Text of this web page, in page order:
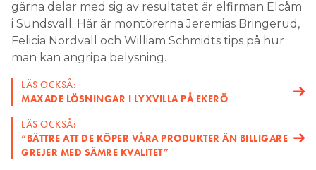
gärna delar med sig av resultatet är elfirman Elcåm
i Sundsvall. Här är montörerna Jeremias Bringerud,
Felicia Nordvall och William Schmidts tips på hur
man kan angripa belysning.
LÄS OCKSÅ:
MAXADE LÖSNINGAR I LYXVILLA PÅ EKERÖ
LÄS OCKSÅ:
“BÄTTRE ATT DE KÖPER VÅRA PRODUKTER ÄN BILLIGARE
GREJER MED SÄMRE KVALITET”